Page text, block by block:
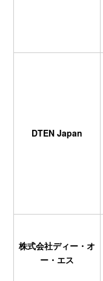
DTEN Japan
株式会社ディー・オ
ー・エス